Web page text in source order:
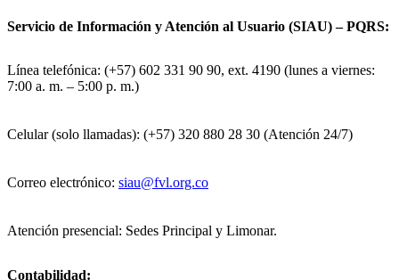
Servicio de Información y Atención al Usuario (SIAU) – PQRS:
Línea telefónica: (+57) 602 331 90 90, ext. 4190 (lunes a viernes:
7:00 a. m. – 5:00 p. m.)
Celular (solo llamadas): (+57) 320 880 28 30 (Atención 24/7)
Correo electrónico: siau@fvl.org.co
Atención presencial: Sedes Principal y Limonar.
Contabilidad: